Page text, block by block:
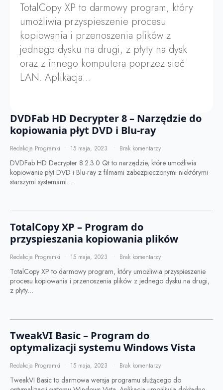
TotalCopy XP to darmowy program, który
umożliwia przyspieszenie procesu
kopiowania i przenoszenia plików z
jednego dysku na drugi, z płyty na dysk
oraz z innego komputera poprzez sieć
LAN. Aplikacja…
DVDFab HD Decrypter 8 – Narzędzie do
kopiowania płyt DVD i Blu-ray
Redakcja Programki 15 maja, 2023 Brak komentarzy
DVDFab HD Decrypter 8.2.3.0 Qt to narzędzie, które umożliwia
kopiowanie płyt DVD i Blu-ray z filmami zabezpieczonymi niektórymi
starszymi systemami.…
TotalCopy XP – Program do
przyspieszania kopiowania plików
Redakcja Programki 15 maja, 2023 Brak komentarzy
TotalCopy XP to darmowy program, który umożliwia przyspieszenie
procesu kopiowania i przenoszenia plików z jednego dysku na drugi,
z płyty…
TweakVI Basic – Program do
optymalizacji systemu Windows Vista
Redakcja Programki 15 maja, 2023 Brak komentarzy
TweakVI Basic to darmowa wersja programu służącego do